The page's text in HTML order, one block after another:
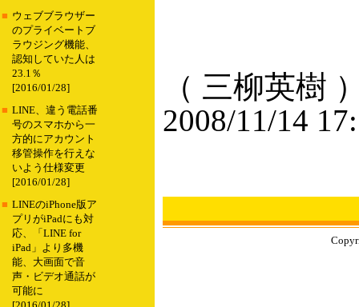
■ ウェブブラウザー
のプライベートブ
ラウジング機能、
認知していた人は
23.1％
[2016/01/28]
■ LINE、違う電話番
号のスマホから一
方的にアカウント
移管操作を行えな
いよう仕様変更
[2016/01/28]
■ LINEのiPhone版ア
プリがiPadにも対
応、「LINE for
iPad」より多機
能、大画面で音
声・ビデオ通話が
可能に
（ 三柳英樹
2008/11/14